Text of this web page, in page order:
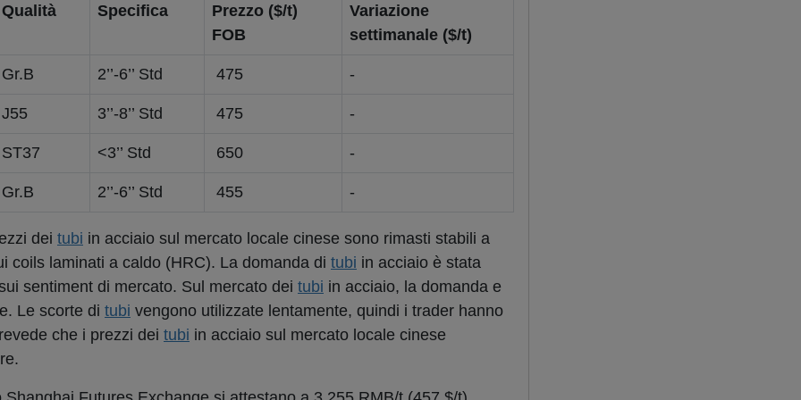
Qualità Specifica
Prezzo ($/t)
FOB
Variazione
settimanale ($/t)
Gr.B 2’’-6’’ Std 475 -
J55 3’’-8’’ Std 475 -
ST37 <3’’ Std 650 -
Gr.B 2’’-6’’ Std 455 -
dei tubi in acciaio sul mercato locale cinese sono rimasti stabili a
coils laminati a caldo (HRC). La domanda di tubi in acciaio è stata
sentiment di mercato. Sul mercato dei tubi in acciaio, la domanda e
Le scorte di tubi vengono utilizzate lentamente, quindi i trader hanno
che i prezzi dei tubi in acciaio sul mercato locale cinese